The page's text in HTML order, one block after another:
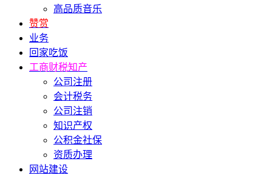
高品质音乐
赞赏
业务
回家吃饭
工商财税知产
公司注册
会计税务
公司注销
知识产权
公积金社保
资质办理
网站建设